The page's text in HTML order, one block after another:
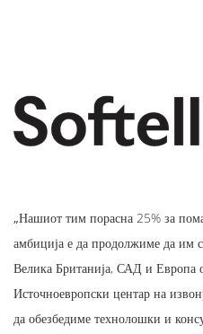
„Нашиот тим порасна 25% за
амбиција е да продолжиме да им
Велика Британија, САД и Европа
Источноевропски центар на
да обезбедиме технолошки и